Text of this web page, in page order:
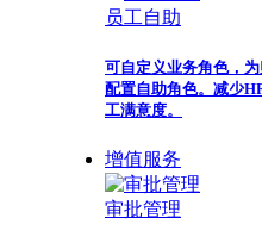
员工自助
可自定义业务角色，
配置自助角色。减少
工满意度。
增值服务
审批管理